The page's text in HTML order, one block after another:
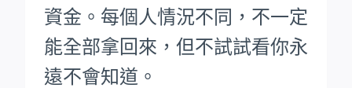
資金。每個人情況不同，不一定
能全部拿回來，但不試試看你永
遠不會知道。